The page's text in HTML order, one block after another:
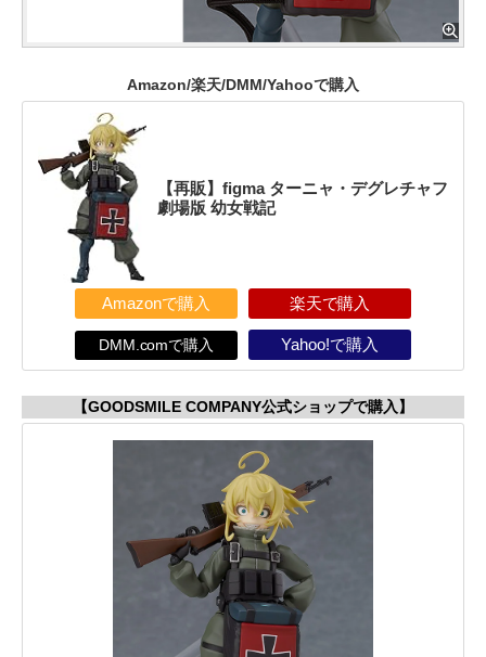
Amazon/楽天/DMM/Yahooで購入
【再販】figma ターニャ・デグレチャフ
劇場版 幼女戦記
Amazonで購入 楽天で購入
DMM.comで購入 Yahoo!で購入
【GOODSMILE COMPANY公式ショップで購入】